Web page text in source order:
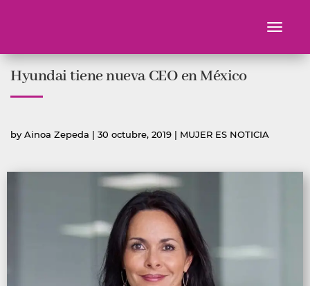
Toggle
Hyundai tiene nueva CEO en México
by Publicado
Ainoa Zepeda | 30 octubre, 2019 | Publicada
MUJER ES NOTICIA